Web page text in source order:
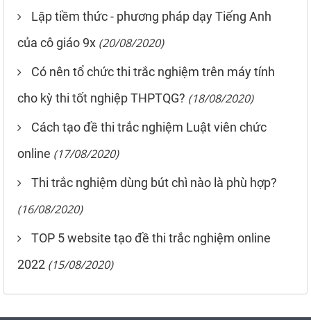
Lặp tiềm thức - phương pháp dạy Tiếng Anh
của cô giáo 9x (20/08/2020)
Có nên tổ chức thi trắc nghiệm trên máy tính
cho kỳ thi tốt nghiệp THPTQG? (18/08/2020)
Cách tạo đề thi trắc nghiệm Luật viên chức
online (17/08/2020)
Thi trắc nghiệm dùng bút chì nào là phù hợp?
(16/08/2020)
TOP 5 website tạo đề thi trắc nghiệm online
2022 (15/08/2020)